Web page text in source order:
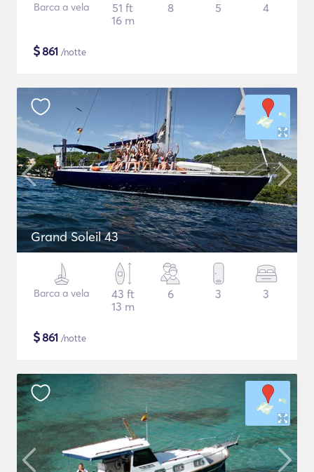
Barca a vela
51 ft
16 m
8 5 4
$861 /notte
Grand Soleil 43
Barca a vela
43 ft
13 m
6 3 3
$861 /notte